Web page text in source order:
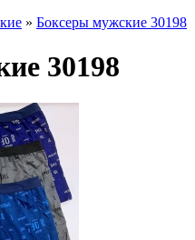
» Боксеры мужские 30198
30198